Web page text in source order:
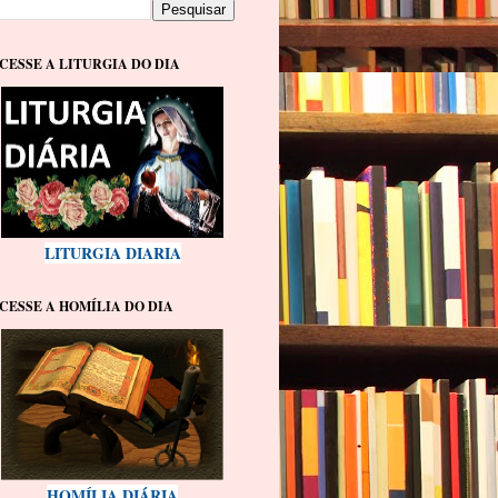
A LITURGIA DO DIA
LITURGIA DIARIA
A HOMÍLIA DO DIA